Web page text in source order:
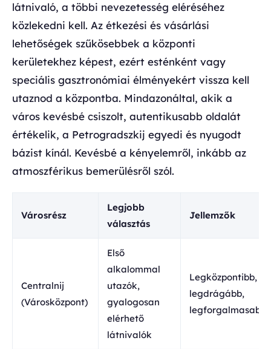
látnivaló, a többi nevezetesség eléréséhez
közlekedni kell. Az étkezési és vásárlási
lehetőségek szűkösebbek a központi
kerületekhez képest, ezért esténként vagy
speciális gasztronómiai élményekért vissza kell
utaznod a központba. Mindazonáltal, akik a
város kevésbé csiszolt, autentikusabb oldalát
értékelik, a Petrogradszkij egyedi és nyugodt
bázist kínál. Kevésbé a kényelemről, inkább az
atmoszférikus bemerülésről szól.
Városrész
Legjobb
választás
Jellemzők
Centralnij
(Városközpont)
Első
alkalommal
utazók,
gyalogosan
elérhető
látnivalók
Legközpontibb,
legdrágább,
legforgalmasabb